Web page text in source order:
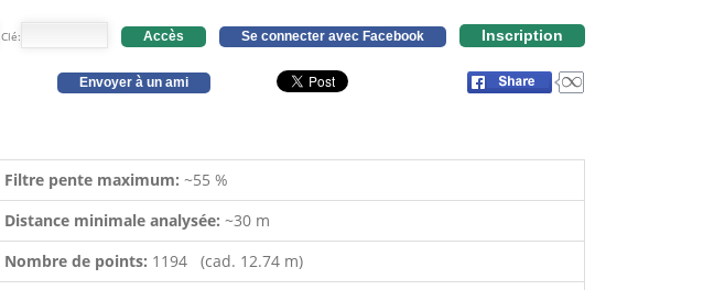
Clé: Accès Se connecter avec Facebook Inscription
Envoyer à un ami
Filtre pente maximum: ~55 %
Distance minimale analysée: ~30 m
Nombre de points: 1194 (cad. 12.74 m)